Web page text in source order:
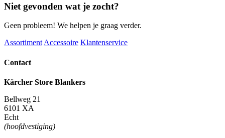
Niet gevonden wat je zocht?
Geen probleem! We helpen je graag verder.
Assortiment Accessoire Klantenservice
Contact
Kärcher Store Blankers
Bellweg 21
6101 XA
Echt
(hoofdvestiging)